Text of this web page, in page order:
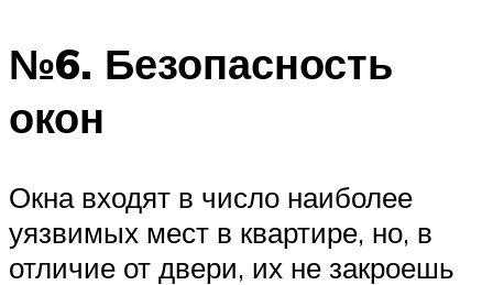
№6. Безопасность
окон
Окна входят в число наиболее
уязвимых мест в квартире, но, в
отличие от двери, их не закроешь